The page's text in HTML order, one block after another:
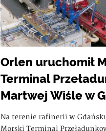
Orlen uruchomił
Terminal
Martwej Wiśle w
Na terenie rafinerii w
Morski Terminal